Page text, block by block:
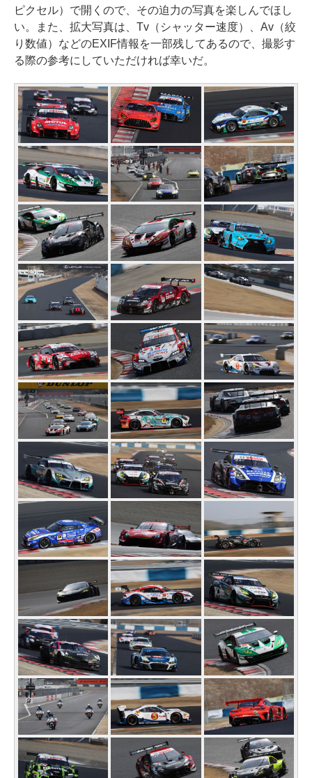
ピクセル）で開くので、その迫力の写真を楽しんでほし
い。また、拡大写真は、Tv（シャッター速度）、Av（絞
り数値）などのEXIF情報を一部残してあるので、撮影す
る際の参考にしていただければ幸いだ。